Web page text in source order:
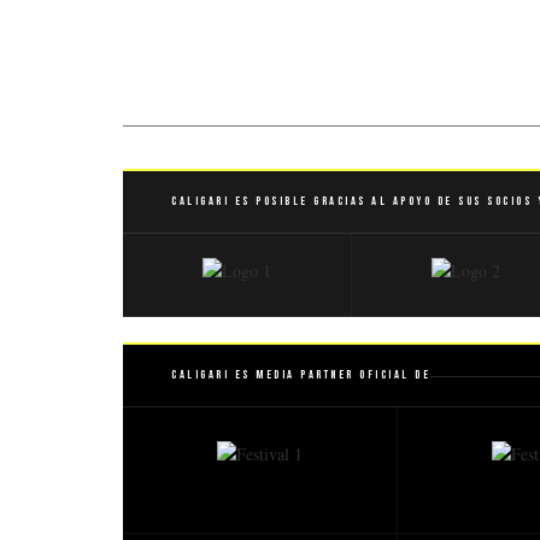
Caligari es posible gracias al apoyo de sus socios
Caligari es Media Partner Oficial de